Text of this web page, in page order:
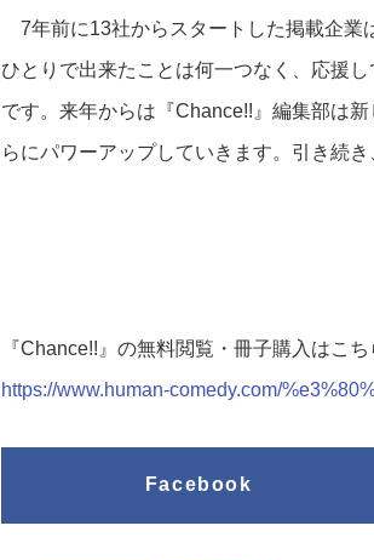
7年前に13社からスタートした掲載企業
ひとりで出来たことは何一つなく、応援
です。来年からは『Chance!! 』編集部は
らにパワーアップしていきます。引き続き
『Chance!!』の無料閲覧・冊子購入はこち
https://www.human-comedy.com/
Facebook